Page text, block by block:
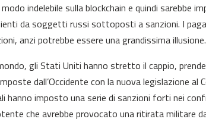
indelebile sulla blockchain e quindi sarebbe
da soggetti russi sottoposti a sanzioni. I
anzi potrebbe essere una grandissima illusione.
gli Stati Uniti hanno stretto il cappio,
dall’Occidente con la nuova legislazione al
hanno imposto una serie di sanzioni forti nei
che avrebbe provocato una ritirata militare